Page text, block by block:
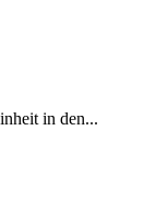
in den...